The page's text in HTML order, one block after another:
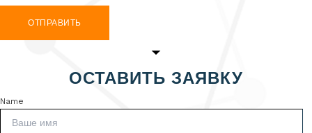
ОТПРАВИТЬ
ОСТАВИТЬ ЗАЯВКУ
Name